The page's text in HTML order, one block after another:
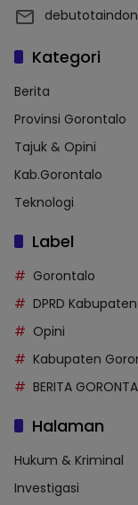
Kategori
Berita
Provinsi Gorontalo
Tajuk & Opini
Kab.Gorontalo
Teknologi
Label
Gorontalo
DPRD
Opini
Kabupaten
BERITA
Halaman
Hukum & Kriminal
Investigasi